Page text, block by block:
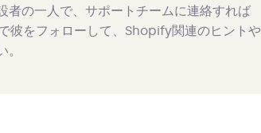
者の一人で、サポートチームに連絡すれば
彼をフォローして、Shopify関連のヒントや